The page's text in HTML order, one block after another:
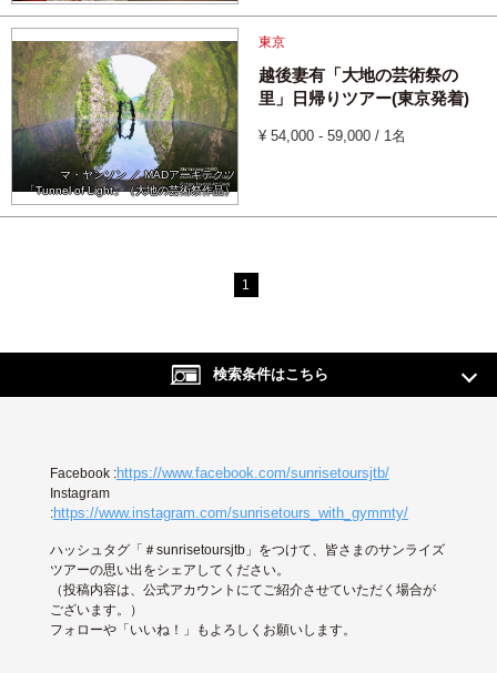
マ・ヤンソン ／ MADアーキテクツ
「Tunnel of Light」（大地の芸術祭作品）
東京
越後妻有「大地の芸術祭の
里」日帰りツアー(東京発着)
¥ 54,000 - 59,000 / 1名
1
検索条件はこちら
Facebook :https://www.facebook.com/sunrisetoursjtb/
Instagram
:https://www.instagram.com/sunrisetours_with_gymmty/
ハッシュタグ「＃sunrisetoursjtb」をつけて、皆さまのサンライズ
ツアーの思い出をシェアしてください。
（投稿内容は、公式アカウントにてご紹介させていただく場合が
ございます。）
フォローや「いいね！」もよろしくお願いします。